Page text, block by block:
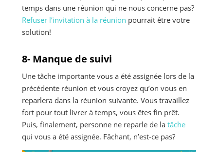
temps dans une réunion qui ne nous concerne pas?
Refuser l’invitation à la réunion pourrait être votre
solution!
8- Manque de suivi
Une tâche importante vous a été assignée lors de la
précédente réunion et vous croyez qu’on vous en
reparlera dans la réunion suivante. Vous travaillez
fort pour tout livrer à temps, vous êtes fin prêt.
Puis, finalement, personne ne reparle de la tâche
qui vous a été assignée. Fâchant, n’est-ce pas?